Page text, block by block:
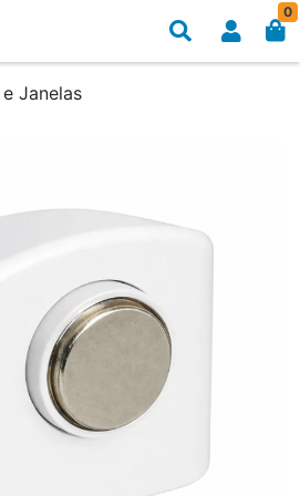
0
Janelas